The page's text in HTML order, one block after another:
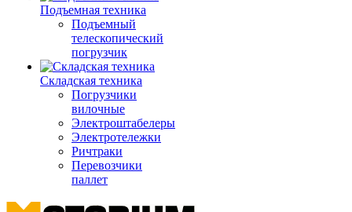
Подъемная техника
Подъемный
телескопический
погрузчик
Складская техника
Погрузчики
вилочные
Электроштабелеры
Электротележки
Ричтраки
Перевозчики
паллет